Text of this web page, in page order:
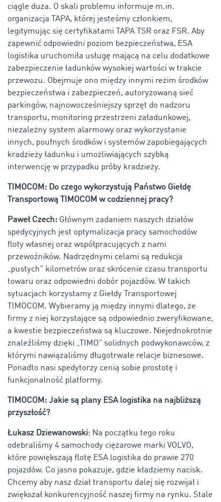
ciągle duża. O skali problemu informuje m.in.
organizacja TAPA, której jesteśmy członkiem,
legitymując się certyfikatami TAPA TSR oraz FSR. Aby
zapewnić odpowiedni poziom bezpieczeństwa, ESA
logistika uruchomiła usługę mającą na celu dodatkowe
zabezpieczenie ładunków wysokiej wartości w trakcie
przewozu. Obejmuje ono między innymi reżim środków
bezpieczeństwa i zabezpieczeń, autoryzowaną sieć
parkingów, najnowocześniejszy sprzęt do nadzoru
transportu, monitoring przestrzeni załadunkowej,
niezależny system alarmowy oraz wykorzystanie
innych, poufnych środków i systemów zapobiegających
kradzieży ładunku i umożliwiających szybką
interwencję w przypadku próby kradzieży.
TIMOCOM: Do czego wykorzystują Państwo Giełdę
Transportową TIMOCOM w codziennej pracy?
Paweł Czech: Głównym zadaniem naszych działów
spedycyjnych jest optymalizacja pracy samochodów
floty własnej oraz współpracujących z nami
przewoźników. Nadrzędnymi celami są redukcja
„pustych” kilometrów oraz skrócenie czasu transportu
towaru oraz odpowiedni dobór pojazdów. W takich
sytuacjach korzystamy z Giełdy Transportowej
TIMOCOM. Wybieramy ją między innymi dlatego, że
firmy z niej korzystające są odpowiednio zweryfikowane,
a kwestie bezpieczeństwa są kluczowe. Niejednokrotnie
znaleźliśmy dzięki „TIMO” solidnych podwykonawców, z
którymi nawiązaliśmy długotrwałe relacje biznesowe.
Ponadto nasi spedytorzy cenią sobie prostotę i
funkcjonalność platformy.
TIMOCOM: Jakie są plany ESA logistika na najbliższą
przyszłość?
Łukasz Dziewanowski: Na początku tego roku
odebraliśmy 4 samochody ciężarowe marki VOLVO,
które powiększają flotę ESA logistika do prawie 270
pojazdów. Co jasno pokazuje, gdzie kładziemy nacisk.
Chcemy aby nasz dział transportu dalej się rozwijał i
zwiększał konkurencyjność naszej firmy na rynku. Stale